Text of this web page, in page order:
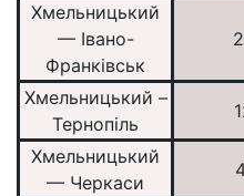
Хмельницький
— Івано-
Франківськ
Хмельницький –
Тернопіль
Хмельницький
— Черкаси